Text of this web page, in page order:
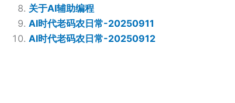
关于AI辅助编程
AI时代老码农日常-20250911
AI时代老码农日常-20250912